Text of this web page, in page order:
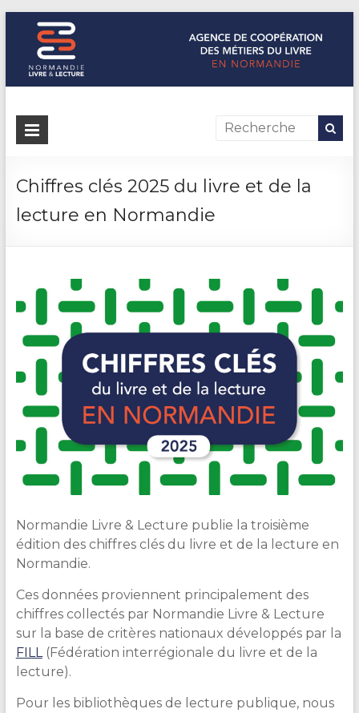
Normandie Livre & Lecture
L'agence de coopération des métiers du livre en Normandie
Chiffres clés 2025 du livre et de la
lecture en Normandie
Normandie Livre & Lecture publie la troisième
édition des chiffres clés du livre et de la lecture en
Normandie.
Ces données proviennent principalement des
chiffres collectés par Normandie Livre & Lecture
sur la base de critères nationaux développés par la
FILL
(Fédération interrégionale du livre et de la
lecture).
Pour les bibliothèques de lecture publique, nous